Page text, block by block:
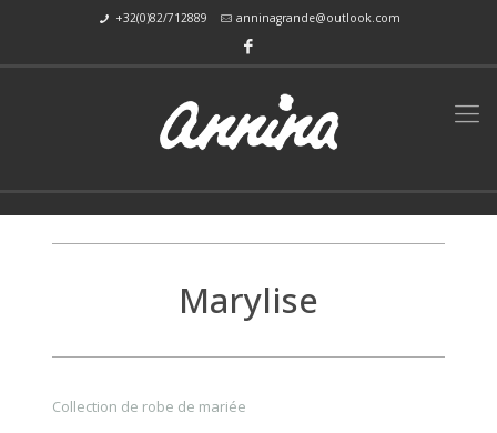
+32(0)82/712889 anninagrande@outlook.com
Marylise
Collection de robe de mariée